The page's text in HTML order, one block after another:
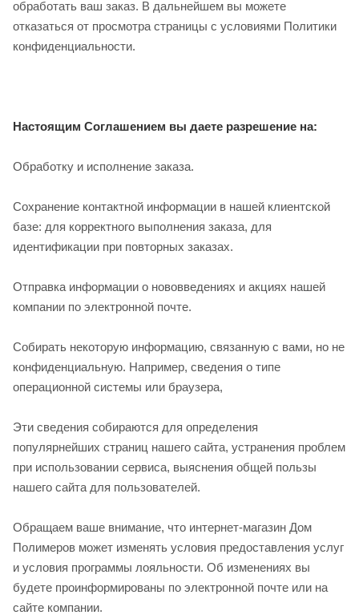
обработать ваш заказ. В дальнейшем вы можете
отказаться от просмотра страницы с условиями Политики
конфиденциальности.
Настоящим Соглашением вы даете разрешение на:
Обработку и исполнение заказа.
Сохранение контактной информации в нашей клиентской
базе: для корректного выполнения заказа, для
идентификации при повторных заказах.
Отправка информации о нововведениях и акциях нашей
компании по электронной почте.
Собирать некоторую информацию, связанную с вами, но не
конфиденциальную. Например, сведения о типе
операционной системы или браузера,
Эти сведения собираются для определения
популярнейших страниц нашего сайта, устранения проблем
при использовании сервиса, выяснения общей пользы
нашего сайта для пользователей.
Обращаем ваше внимание, что интернет-магазин Дом
Полимеров может изменять условия предоставления услуг
и условия программы лояльности. Об изменениях вы
будете проинформированы по электронной почте или на
сайте компании.